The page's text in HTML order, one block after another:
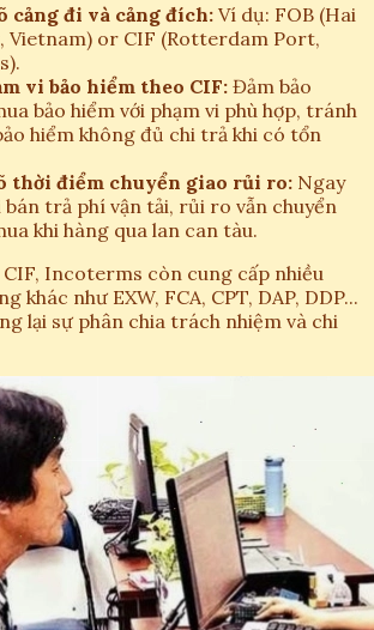
cảng đi và cảng đích: Ví dụ: FOB (Hai
Vietnam) or CIF (Rotterdam Port,
vi bảo hiểm theo CIF: Đảm bảo
bảo hiểm với phạm vi phù hợp, tránh
hiểm không đủ chi trả khi có tổn
thời điểm chuyển giao rủi ro: Ngay
bán trả phí vận tải, rủi ro vẫn chuyển
khi hàng qua lan can tàu.
CIF, Incoterms còn cung cấp nhiều
khác như EXW, FCA, CPT, DAP, DDP...
lại sự phân chia trách nhiệm và chi